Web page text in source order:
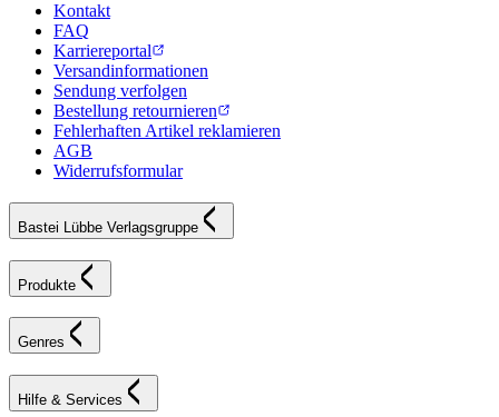
Kontakt
FAQ
Karriereportal
Versandinformationen
Sendung verfolgen
Bestellung retournieren
Fehlerhaften Artikel reklamieren
AGB
Widerrufsformular
Bastei Lübbe Verlagsgruppe
Produkte
Genres
Hilfe & Services